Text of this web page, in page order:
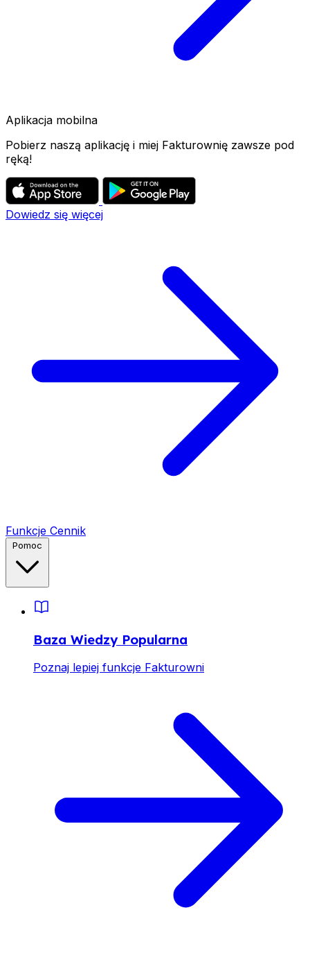
Aplikacja mobilna
Pobierz naszą aplikację i miej Fakturownię zawsze pod
ręką!
Dowiedz się więcej
Funkcje Cennik
Baza Wiedzy Popularna
Poznaj lepiej funkcje Fakturowni